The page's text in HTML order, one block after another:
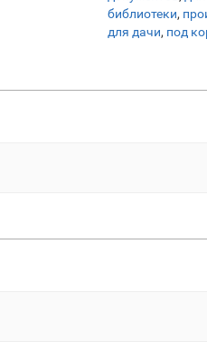
библиотеки,
для дачи, под